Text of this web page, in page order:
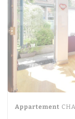
Appartement